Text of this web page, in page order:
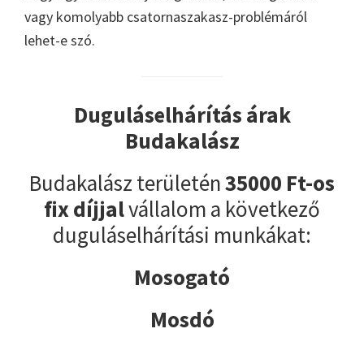
vagy komolyabb csatornaszakasz-problémáról
lehet-e szó.
Duguláselhárítás árak
Budakalász
Budakalász területén35000 Ft-os
fix díjjalvállalom a következő
duguláselhárítási munkákat:
Mosogató
Mosdó